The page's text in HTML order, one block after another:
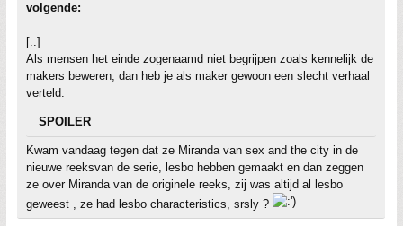
volgende:
[..]
Als mensen het einde zogenaamd niet begrijpen zoals kennelijk de
makers beweren, dan heb je als maker gewoon een slecht verhaal
verteld.
SPOILER
Kwam vandaag tegen dat ze Miranda van sex and the city in de
nieuwe reeksvan de serie, lesbo hebben gemaakt en dan zeggen
ze over Miranda van de originele reeks, zij was altijd al lesbo
geweest , ze had lesbo characteristics, srsly ?